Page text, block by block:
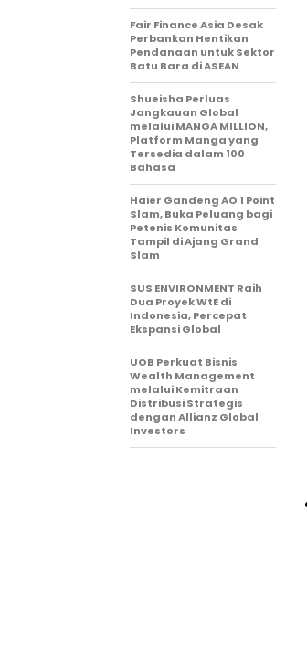
Fair Finance Asia Desak
Perbankan Hentikan
Pendanaan untuk Sektor
Batu Bara di ASEAN
Shueisha Perluas
Jangkauan Global
melalui MANGA MILLION,
Platform Manga yang
Tersedia dalam 100
Bahasa
Haier Gandeng AO 1 Point
Slam, Buka Peluang bagi
Petenis Komunitas
Tampil di Ajang Grand
Slam
SUS ENVIRONMENT Raih
Dua Proyek WtE di
Indonesia, Percepat
Ekspansi Global
UOB Perkuat Bisnis
Wealth Management
melalui Kemitraan
Distribusi Strategis
dengan Allianz Global
Investors